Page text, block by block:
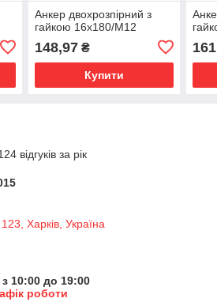
Анкер двохрозпірний з
гайкою 16х180/М12
148,97₴
Купити
відгуків за рік
Харків, Україна
10:00 до 19:00
роботи